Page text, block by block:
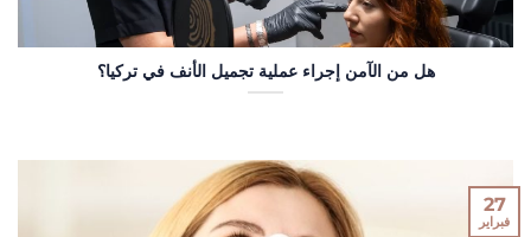
هل من الآمن إجراء عملية تجميل الأنف في تركيا؟
27
فبراير